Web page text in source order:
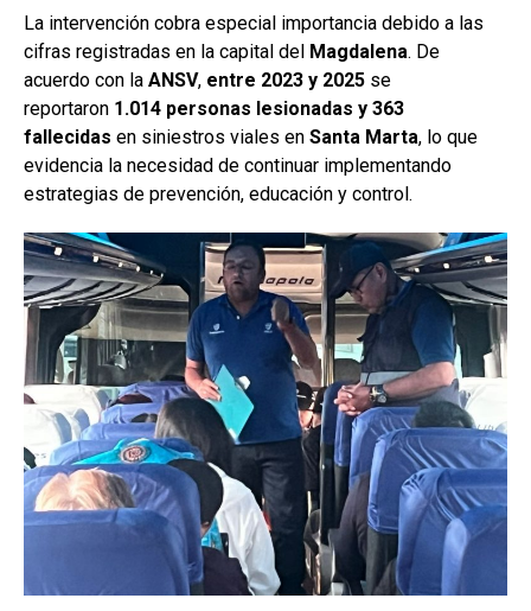
La intervención cobra especial importancia debido a las
cifras registradas en la capital del Magdalena. De
acuerdo con la ANSV, entre 2023 y 2025 se
reportaron 1.014 personas lesionadas y 363
fallecidas en siniestros viales en Santa Marta, lo que
evidencia la necesidad de continuar implementando
estrategias de prevención, educación y control.